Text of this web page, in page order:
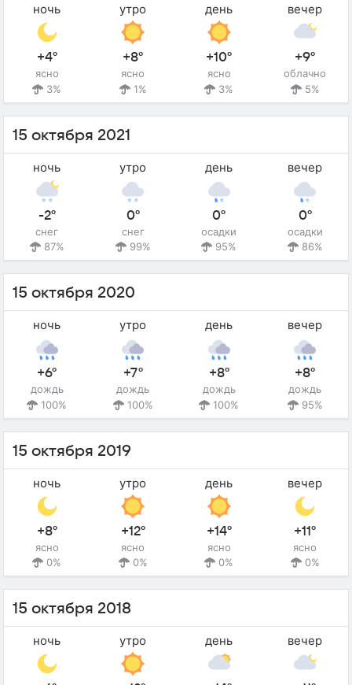
ночь
+4°
ясно
3%
утро
+8°
ясно
1%
день
+10°
ясно
3%
вечер
+9°
облачно
5%
15 октября 2021
ночь
-2°
снег
87%
утро
0°
снег
99%
день
0°
осадки
95%
вечер
0°
осадки
86%
15 октября 2020
ночь
+6°
дождь
100%
утро
+7°
дождь
100%
день
+8°
дождь
100%
вечер
+8°
дождь
95%
15 октября 2019
ночь
+8°
ясно
0%
утро
+12°
ясно
0%
день
+14°
ясно
0%
вечер
+11°
ясно
0%
15 октября 2018
ночь утро день вечер